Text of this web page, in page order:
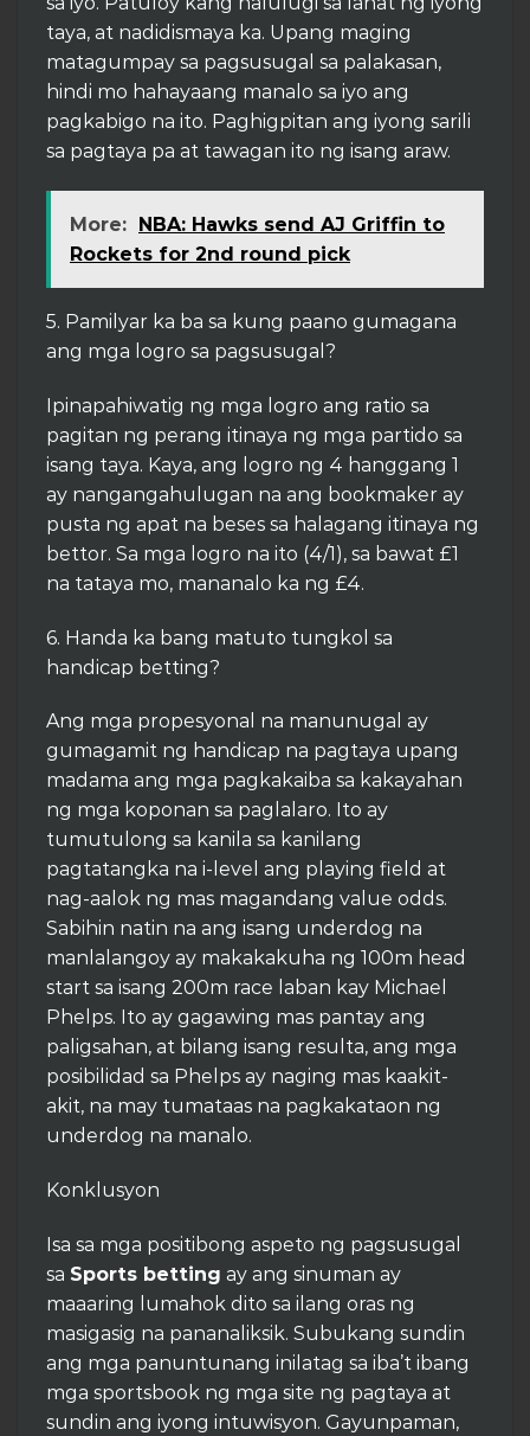
taya, at nadidismaya ka. Upang maging
matagumpay sa pagsusugal sa palakasan,
hindi mo hahayaang manalo sa iyo ang
pagkabigo na ito. Paghigpitan ang iyong sarili
sa pagtaya pa at tawagan ito ng isang araw.
More: NBA: Hawks send AJ Griffin to
Rockets for 2nd round pick
5. Pamilyar ka ba sa kung paano gumagana
ang mga logro sa pagsusugal?
Ipinapahiwatig ng mga logro ang ratio sa
pagitan ng perang itinaya ng mga partido sa
isang taya. Kaya, ang logro ng 4 hanggang 1
ay nangangahulugan na ang bookmaker ay
pusta ng apat na beses sa halagang itinaya ng
bettor. Sa mga logro na ito (4/1), sa bawat £1
na tataya mo, mananalo ka ng £4.
6. Handa ka bang matuto tungkol sa
handicap betting?
Ang mga propesyonal na manunugal ay
gumagamit ng handicap na pagtaya upang
madama ang mga pagkakaiba sa kakayahan
ng mga koponan sa paglalaro. Ito ay
tumutulong sa kanila sa kanilang
pagtatangka na i-level ang playing field at
nag-aalok ng mas magandang value odds.
Sabihin natin na ang isang underdog na
manlalangoy ay makakakuha ng 100m head
start sa isang 200m race laban kay Michael
Phelps. Ito ay gagawing mas pantay ang
paligsahan, at bilang isang resulta, ang mga
posibilidad sa Phelps ay naging mas kaakit-
akit, na may tumataas na pagkakataon ng
underdog na manalo.
Konklusyon
Isa sa mga positibong aspeto ng pagsusugal
sa Sports betting ay ang sinuman ay
maaaring lumahok dito sa ilang oras ng
masigasig na pananaliksik. Subukang sundin
ang mga panuntunang inilatag sa iba’t ibang
mga sportsbook ng mga site ng pagtaya at
sundin ang iyong intuwisyon. Gayunpaman,